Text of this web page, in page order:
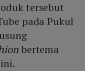
tersebut
pada Pukul
bertema